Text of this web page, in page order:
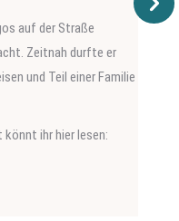
auf der Straße
Zeitnah durfte er
und Teil einer Familie
könnt ihr hier lesen: